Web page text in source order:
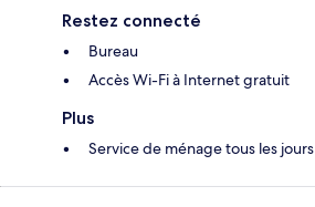
Restez connecté
Bureau
Accès Wi-Fi à Internet gratuit
Plus
Service de ménage tous les jours